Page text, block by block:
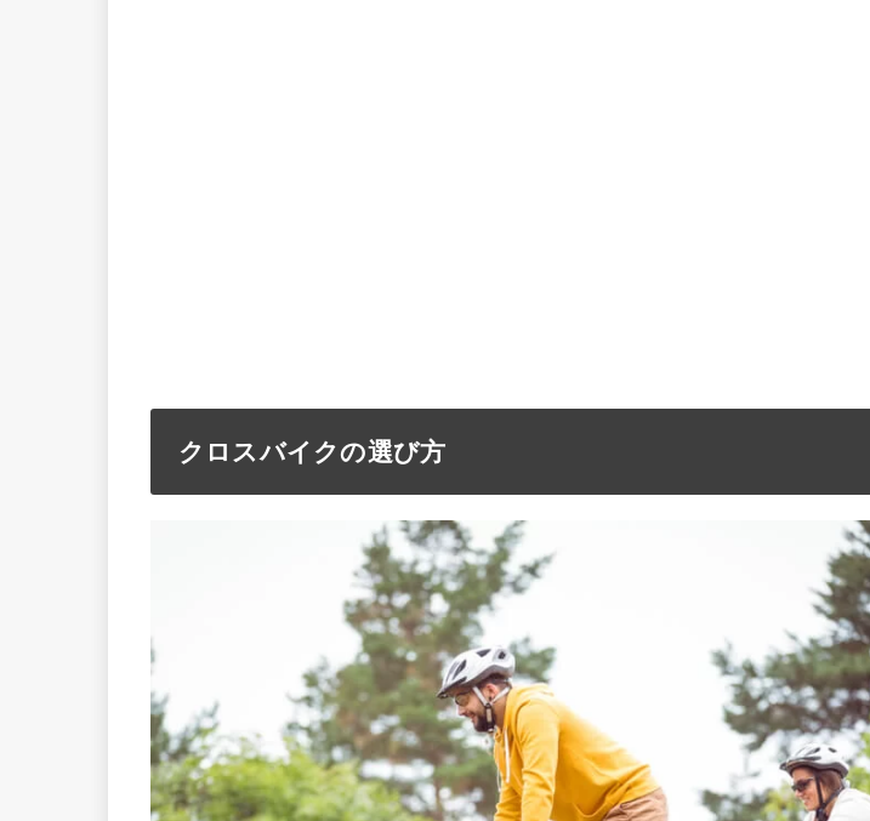
クロスバイクの選び方